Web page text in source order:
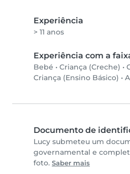
Experiência
> 11 anos
Experiência com a
Bebé • Criança (Creche) •
Criança (Ensino Básico) •
Documento de
Lucy submeteu um
governamental e
foto. Saber mais